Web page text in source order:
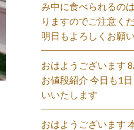
み中に食べられるの
りますのでご注意く
明日もよろしくお願
おはようございます
お値段紹介 今日も1
いいたします
おはようございます